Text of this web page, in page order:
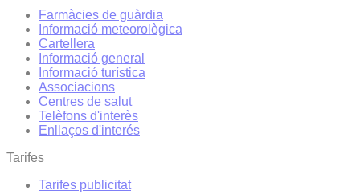
Farmàcies de guàrdia
Informació meteorològica
Cartellera
Informació general
Informació turística
Associacions
Centres de salut
Telèfons d'interès
Enllaços d'interés
Tarifes
Tarifes publicitat